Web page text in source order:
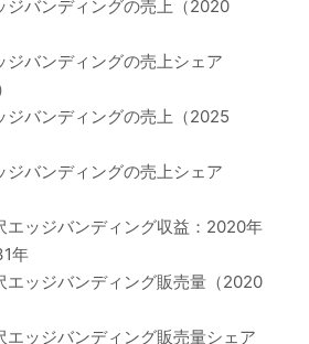
ジバンディングの売上（2020
ジバンディングの売上シェア
ジバンディングの売上（2025
ジバンディングの売上シェア
エッジバンディング収益：2020年
年
エッジバンディング販売量（2020
エッジバンディング販売量シェア